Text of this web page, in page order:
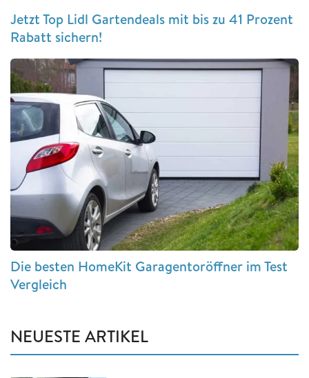
Jetzt Top Lidl Gartendeals mit bis zu 41 Prozent
Rabatt sichern!
Die besten HomeKit Garagentoröffner im Test
Vergleich
NEUESTE ARTIKEL